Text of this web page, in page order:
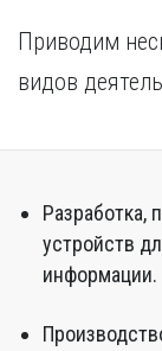
Приводим
видов
Разработка,
устройств
информации.